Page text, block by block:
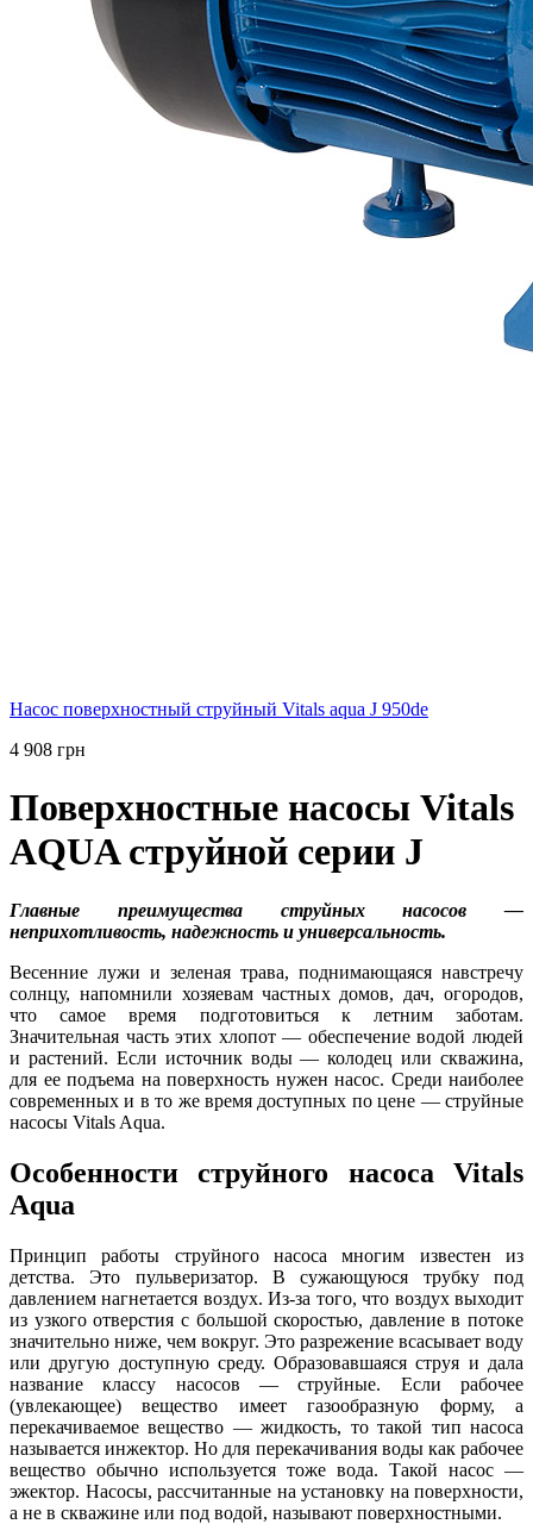
Насос поверхностный струйный Vitals aqua J 950de
4 908 грн
Поверхностные насосы Vitals
AQUA струйной серии J
Главные преимущества струйных насосов —
неприхотливость, надежность и универсальность.
Весенние лужи и зеленая трава, поднимающаяся навстречу
солнцу, напомнили хозяевам частных домов, дач, огородов,
что самое время подготовиться к летним заботам.
Значительная часть этих хлопот — обеспечение водой людей
и растений. Если источник воды — колодец или скважина,
для ее подъема на поверхность нужен насос. Среди наиболее
современных и в то же время доступных по цене — струйные
насосы Vitals Aqua.
Особенности струйного насоса Vitals
Aqua
Принцип работы струйного насоса многим известен из
детства. Это пульверизатор. В сужающуюся трубку под
давлением нагнетается воздух. Из-за того, что воздух выходит
из узкого отверстия с большой скоростью, давление в потоке
значительно ниже, чем вокруг. Это разрежение всасывает воду
или другую доступную среду. Образовавшаяся струя и дала
название классу насосов — струйные. Если рабочее
(увлекающее) вещество имеет газообразную форму, а
перекачиваемое вещество — жидкость, то такой тип насоса
называется инжектор. Но для перекачивания воды как рабочее
вещество обычно используется тоже вода. Такой насос —
эжектор. Насосы, рассчитанные на установку на поверхности,
а не в скважине или под водой, называют поверхностными.